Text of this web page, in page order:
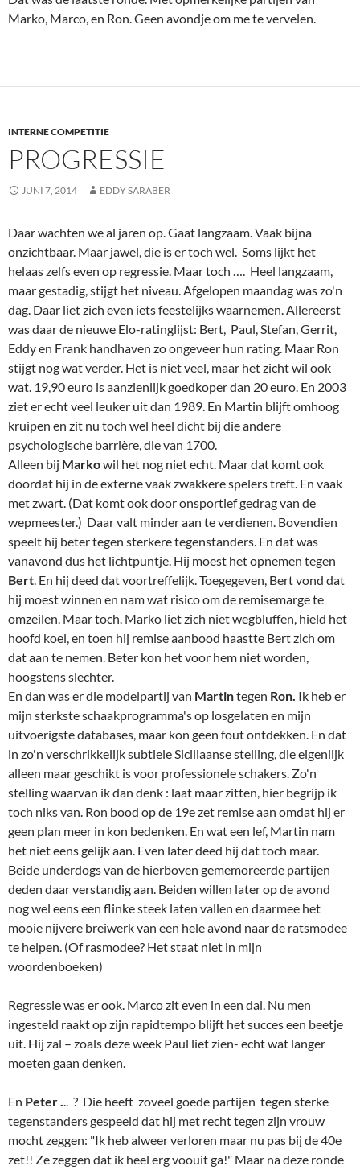
Marko, Marco, en Ron. Geen avondje om me te vervelen.
INTERNE COMPETITIE
PROGRESSIE
JUNI 7, 2014 EDDY SARABER
Daar wachten we al jaren op. Gaat langzaam. Vaak bijna
onzichtbaar. Maar jawel, die is er toch wel. Soms lijkt het
helaas zelfs even op regressie. Maar toch …. Heel langzaam,
maar gestadig, stijgt het niveau. Afgelopen maandag was zo'n
dag. Daar liet zich even iets feestelijks waarnemen. Allereerst
was daar de nieuwe Elo-ratinglijst: Bert, Paul, Stefan, Gerrit,
Eddy en Frank handhaven zo ongeveer hun rating. Maar Ron
stijgt nog wat verder. Het is niet veel, maar het zicht wil ook
wat. 19,90 euro is aanzienlijk goedkoper dan 20 euro. En 2003
ziet er echt veel leuker uit dan 1989. En Martin blijft omhoog
kruipen en zit nu toch wel heel dicht bij die andere
psychologische barrière, die van 1700.
Alleen bij Markowil het nog niet echt. Maar dat komt ook
doordat hij in de externe vaak zwakkere spelers treft. En vaak
met zwart. (Dat komt ook door onsportief gedrag van de
wepmeester.) Daar valt minder aan te verdienen. Bovendien
speelt hij beter tegen sterkere tegenstanders. En dat was
vanavond dus het lichtpuntje. Hij moest het opnemen tegen
Bert. En hij deed dat voortreffelijk. Toegegeven, Bert vond dat
hij moest winnen en nam wat risico om de remisemarge te
omzeilen. Maar toch. Marko liet zich niet wegbluffen, hield het
hoofd koel, en toen hij remise aanbood haastte Bert zich om
dat aan te nemen. Beter kon het voor hem niet worden,
hoogstens slechter.
En dan was er die modelpartij van Martintegen Ron. Ik heb er
mijn sterkste schaakprogramma's op losgelaten en mijn
uitvoerigste databases, maar kon geen fout ontdekken. En dat
in zo'n verschrikkelijk subtiele Siciliaanse stelling, die eigenlijk
alleen maar geschikt is voor professionele schakers. Zo'n
stelling waarvan ik dan denk : laat maar zitten, hier begrijp ik
toch niks van. Ron bood op de 19e zet remise aan omdat hij er
geen plan meer in kon bedenken. En wat een lef, Martin nam
het niet eens gelijk aan. Even later deed hij dat toch maar.
Beide underdogs van de hierboven gememoreerde partijen
deden daar verstandig aan. Beiden willen later op de avond
nog wel eens een flinke steek laten vallen en daarmee het
mooie nijvere breiwerk van een hele avond naar de ratsmodee
te helpen. (Of rasmodee? Het staat niet in mijn
woordenboeken)
Regressie was er ook. Marco zit even in een dal. Nu men
ingesteld raakt op zijn rapidtempo blijft het succes een beetje
uit. Hij zal – zoals deze week Paul liet zien- echt wat langer
moeten gaan denken.
En Peter ... ? Die heeft zoveel goede partijen tegen sterke
tegenstanders gespeeld dat hij met recht tegen zijn vrouw
mocht zeggen: "Ik heb alweer verloren maar nu pas bij de 40e
zet!! Ze zeggen dat ik heel erg voouit ga!" Maar na deze ronde